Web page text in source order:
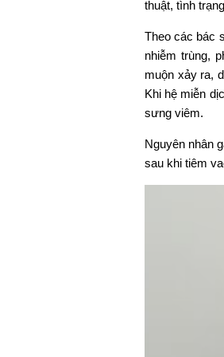
thuật, tình
Theo các bác
nhiễm trùng,
muộn xảy ra,
Khi hệ miễn
sưng viêm.
Nguyên nhân
sau khi tiêm